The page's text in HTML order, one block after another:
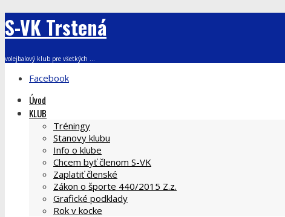
S-VK Trstená
volejbalový klub pre všetkých ...
Facebook
Úvod
KLUB
Tréningy
Stanovy klubu
Info o klube
Chcem byť členom S-VK
Zaplatiť členské
Zákon o športe 440/2015 Z.z.
Grafické podklady
Rok v kocke